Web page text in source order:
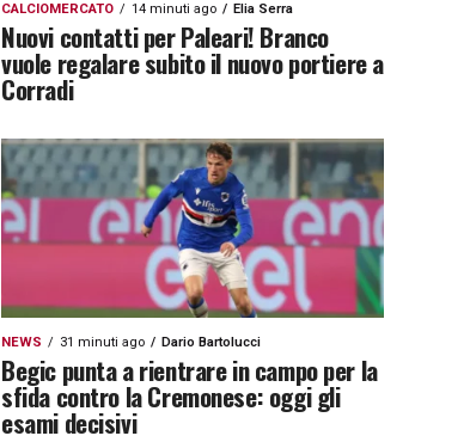
CALCIOMERCATO 14 minuti ago Elia Serra
Nuovi contatti per Paleari! Branco
vuole regalare subito il nuovo portiere a
Corradi
NEWS 31 minuti ago Dario Bartolucci
Begic punta a rientrare in campo per la
sfida contro la Cremonese: oggi gli
esami decisivi